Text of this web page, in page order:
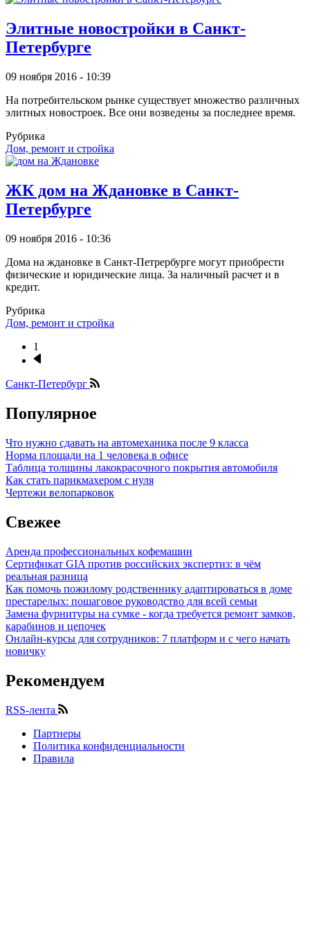
Элитные новостройки в Санкт-
Петербурге
09 ноября 2016 - 10:39
На потребительском рынке существует множество различных
элитных новостроек. Все они возведены за последнее время.
Рубрика
Дом, ремонт и стройка
ЖК дом на Ждановке в Санкт-
Петербурге
09 ноября 2016 - 10:36
Дома на ждановке в Санкт-Петрербурге могут приобрести
физические и юридические лица. За наличный расчет и в
кредит.
Рубрика
Дом, ремонт и стройка
Нумерация
1
Следующая
Санкт-Петербург
Популярное
Что нужно сдавать на автомеханика после 9 класса
Норма площади на 1 человека в офисе
Таблица толщины лакокрасочного покрытия автомобиля
Как стать парикмахером с нуля
Чертежи велопарковок
Свежее
Аренда профессиональных кофемашин
Сертификат GIA против российских экспертиз: в чём
реальная разница
Как помочь пожилому родственнику адаптироваться в доме
престарелых: пошаговое руководство для всей семьи
Замена фурнитуры на сумке - когда требуется ремонт замков,
карабинов и цепочек
Онлайн-курсы для сотрудников: 7 платформ и с чего начать
новичку
Рекомендуем
RSS-лента
Информация
Партнеры
Политика конфиденциальности
Правила